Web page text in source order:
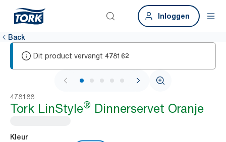
Inloggen
Back
Dit product vervangt 478162
1 / 6
478188
Tork LinStyle® Dinnerservet Oranje
Kleur